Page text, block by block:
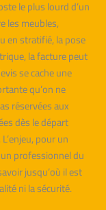
le plus lourd d’un
les meubles,
en stratifié, la pose
la facture peut
se cache une
qu’on ne
réservées aux
dès le départ
pour un
professionnel du
jusqu’où il est
ni la sécurité.